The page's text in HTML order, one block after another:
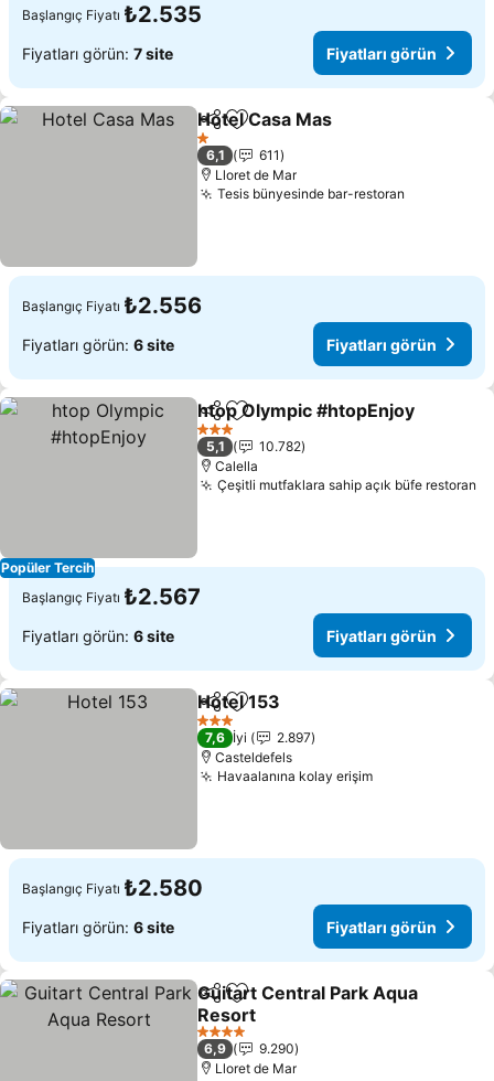
Başlangıç Fiyatı ₺2.535
Fiyatları görün: 7 site Fiyatları görün
PaylaşFavorilerime ekle
Hotel Casa Mas
1 Yıldız
6,1
611
Lloret de Mar
Tesis bünyesinde bar-restoran
Başlangıç Fiyatı ₺2.556
Fiyatları görün: 6 site Fiyatları görün
Popüler Tercih
PaylaşFavorilerime ekle
htop Olympic #htopEnjoy
3 Yıldız
5,1
10.782
Calella
Çeşitli mutfaklara sahip açık büfe restoran
Başlangıç Fiyatı ₺2.567
Fiyatları görün: 6 site Fiyatları görün
PaylaşFavorilerime ekle
Hotel 153
3 Yıldız
7,6 İyi
2.897
Casteldefels
Havaalanına kolay erişimFiyatları görün
Başlangıç Fiyatı ₺2.580
Fiyatları görün: 6 site Fiyatları görün
PaylaşFavorilerime ekle
Guitart Central Park Aqua
Resort
Fiyatları görün
4 Yıldız
6,9
9.290
Lloret de Mar